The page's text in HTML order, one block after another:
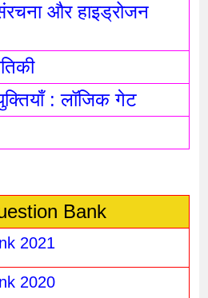
और हाइड्रोजन
: लॉजिक गेट
Bank
2021
2020